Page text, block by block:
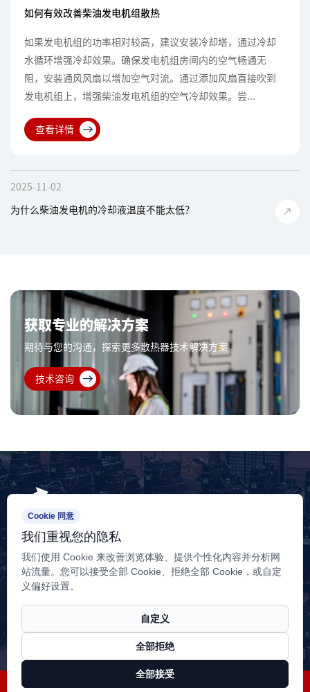
如何有效改善柴油发电机组散热
如果发电机组的功率相对较高，建议安装冷却塔，通过冷却
水循环增强冷却效果。确保发电机组房间内的空气畅通无
阻，安装通风风扇以增加空气对流。通过添加风扇直接吹到
发电机组上，增强柴油发电机组的空气冷却效果。尝...
查看详情
2025-11-02
为什么柴油发电机的冷却液温度不能太低？
获取专业的解决方案
期待与您的沟通，探索更多散热器技术解决方案
技术咨询
销售服务热线：400-180-4088
山东工厂：山东省潍坊市安丘市兴安街道翠山街与珠江路路口西
电话：15152759383
邮箱：wcradiator@jswcsrq.com
版权所有 © 江苏维创散热器制造有限公司 苏ICP备18035960号
Cookie 同意
我们重视您的隐私
我们使用 Cookie 来改善浏览体验、提供个性化内容并分析网
站流量。您可以接受全部 Cookie、拒绝全部 Cookie，或自定
义偏好设置。
自定义
全部拒绝
全部接受